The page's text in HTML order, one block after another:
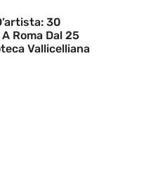
30
Roma Dal 25
Vallicelliana